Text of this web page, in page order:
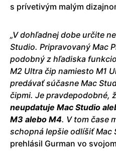
s prívetivým malým
„V dohľadnej dobe určite
Studio. Pripravovaný Mac
podobný z hľadiska
M2 Ultra čip namiesto M1
predávať súčasne Mac
čipmi. Je pravdepodobné,
neupdatuje Mac Studio
M3 alebo M4. V tom čase
schopná lepšie odlíšiť Mac
prehlásil Gurman vo